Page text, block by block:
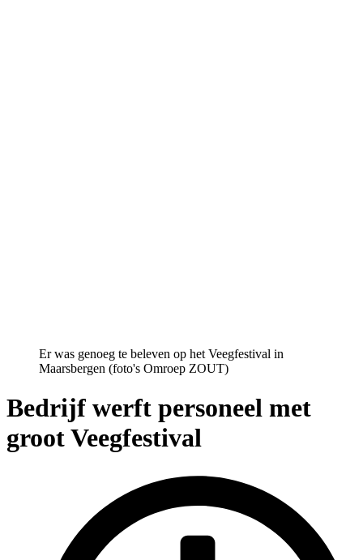
Er was genoeg te beleven op het Veegfestival in
Maarsbergen (foto's Omroep ZOUT)
Bedrijf werft personeel met
groot Veegfestival